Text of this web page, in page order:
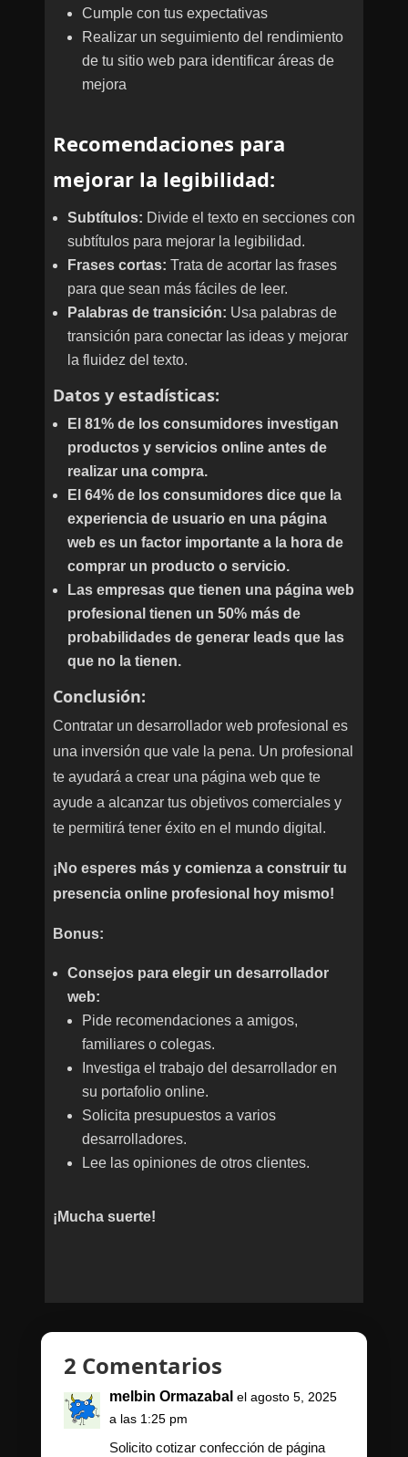
Cumple con tus expectativas
Realizar un seguimiento del rendimiento
de tu sitio web para identificar áreas de
mejora
Recomendaciones para
mejorar la legibilidad:
Subtítulos: Divide el texto en secciones con
subtítulos para mejorar la legibilidad.
Frases cortas: Trata de acortar las frases
para que sean más fáciles de leer.
Palabras de transición: Usa palabras de
transición para conectar las ideas y mejorar
la fluidez del texto.
Datos y estadísticas:
El 81% de los consumidores investigan
productos y servicios online antes de
realizar una compra.
El 64% de los consumidores dice que la
experiencia de usuario en una página
web es un factor importante a la hora de
comprar un producto o servicio.
Las empresas que tienen una página web
profesional tienen un 50% más de
probabilidades de generar leads que las
que no la tienen.
Conclusión:
Contratar un desarrollador web profesional es
una inversión que vale la pena. Un profesional
te ayudará a crear una página web que te
ayude a alcanzar tus objetivos comerciales y
te permitirá tener éxito en el mundo digital.
¡No esperes más y comienza a construir tu
presencia online profesional hoy mismo!
Bonus:
Consejos para elegir un desarrollador
web:
Pide recomendaciones a amigos,
familiares o colegas.
Investiga el trabajo del desarrollador en
su portafolio online.
Solicita presupuestos a varios
desarrolladores.
Lee las opiniones de otros clientes.
¡Mucha suerte!
2 Comentarios
melbin Ormazabal el agosto 5, 2025
a las 1:25 pm
Solicito cotizar confección de página